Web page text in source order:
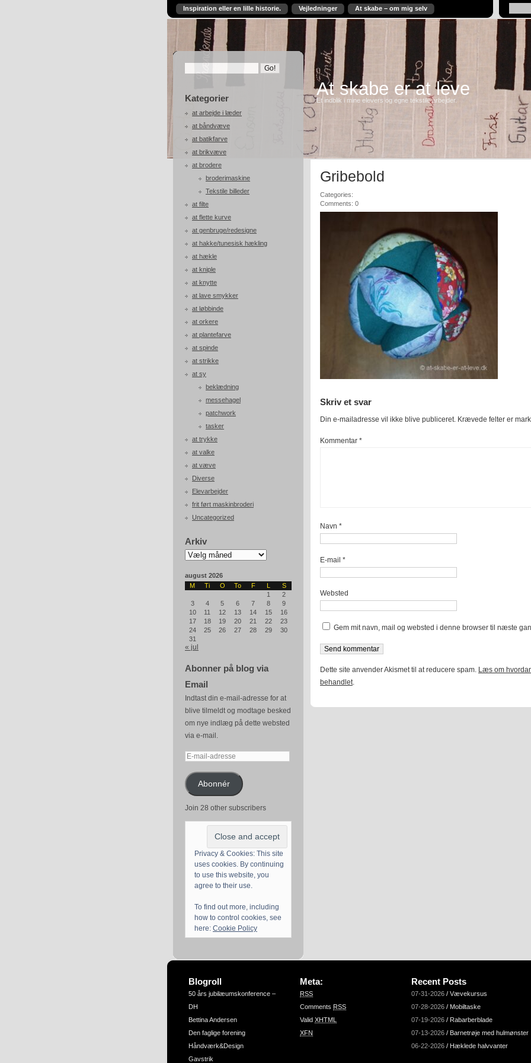
Inspiration eller en lille historie. Vejledninger At skabe – om mig selv
Kategorier
at arbejde i læder
at båndvæve
at batikfarve
at brikvæve
at brodere
broderimaskine
Tekstile billeder
at filte
at flette kurve
at genbruge/redesigne
at hakke/tunesisk hækling
at hækle
at kniple
at knytte
at lave smykker
at løbbinde
at orkere
at plantefarve
at spinde
at strikke
at sy
beklædning
messehagel
patchwork
tasker
at trykke
at valke
at væve
Diverse
Elevarbejder
frit ført maskinbroderi
Uncategorized
Arkiv
Arkiv
august 2026
M
Ti O To F L
S
1
2
3
4 5 6 7 8
9
10
11 12 13 14 15
16
17
18 19 20 21 22
23
24
25 26 27 28 29
30
31
« jul
Abonner på blog via
Email
Indtast din e-mail-adresse for at
blive tilmeldt og modtage besked
om nye indlæg på dette websted
via e-mail.
E-
adresseAbonnér
Join 28 other subscribers
Privacy & Cookies: This site
uses cookies. By continuing
to use this website, you
agree to their use.
To find out more, including
how to control cookies, see
here: Cookie Policy
At skabe er at leve
Et indblik i mine elevers og egne tekstile arbejder.
Gribebold
Categories:
Comments: 0
Skriv et svar
Din e-mailadresse vil ikke blive publiceret. Krævede felter er
Kommentar *
Navn *
E-mail *
Websted
Gem mit navn, mail og websted i denne browser til næste
Dette site anvender Akismet til at reducere spam. Læs om
behandlet.
Blogroll
50 års jubilæumskonference –
DH
Bettina Andersen
Den faglige forening
Håndværk&Design
Gavstrik
Meta:
RSS
Comments RSS
Valid XHTML
XFN
Recent Posts
07-31-2026 / Vævekursus
07-28-2026 / Mobiltaske
07-19-2026 / Rabarberblade
07-13-2026 / Barnetrøje med hulmønster
06-22-2026 / Hæklede halvvanter